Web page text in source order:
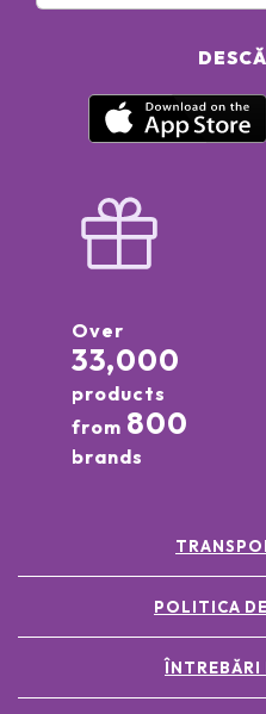
Over
33,000
products
from 800
brands
POLITICA
ÎNTREBĂRI